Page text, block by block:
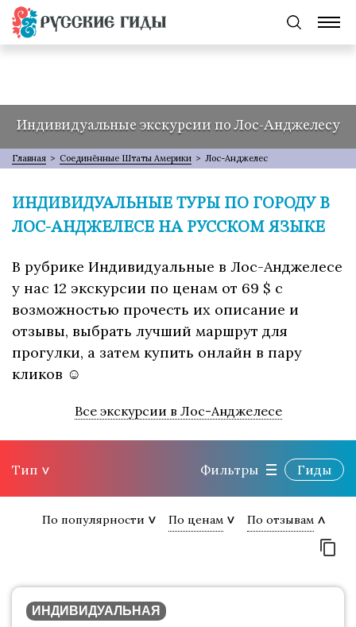
Индивидуальные экскурсии по Лос-Анджелесу
Главная > Соединённые Штаты Америки > Лос-Анджелес
ИНДИВИДУАЛЬНЫЕ ТУРЫ ПО ГОРОДУ В
ЛОС-АНДЖЕЛЕСЕ НА РУССКОМ ЯЗЫКЕ
В рубрике Индивидуальные в Лос-Анджелесе
у нас 12 экскурсии по ценам от 69 $ с
возможностью прочесть их описание и
отзывы, выбрать лучший маршрут для
прогулки, а затем купить онлайн в пару
кликов ☺
Все экскурсии в Лос-Анджелесе
Тип Фильтры Гиды
По популярности По ценам По отзывам
ИНДИВИДУАЛЬНАЯ